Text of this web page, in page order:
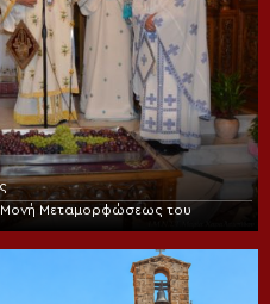
Μεταμορφώσεως του